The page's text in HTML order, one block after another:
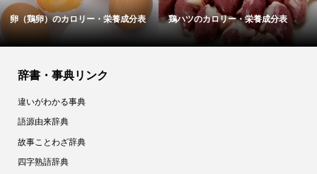
卵（鶏卵）のカロリー・栄養成分表 鶏ハツのカロリー・栄養成分表
辞書・事典リンク
違いがわかる事典
語源由来辞典
故事ことわざ辞典
四字熟語辞典